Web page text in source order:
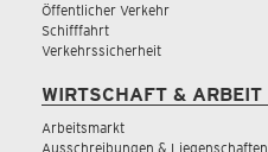
Öffentlicher Verkehr
Schifffahrt
Verkehrssicherheit
WIRTSCHAFT & ARBEIT
Arbeitsmarkt
Ausschreibungen & Liegenschaften